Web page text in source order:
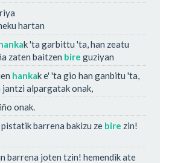
hartan
k 'ta garbittu 'ta, han zeatu
zaten baitzen bire guziyan
hankak e' 'ta gio han ganbitu 'ta,
alpargatak onak,
onak.
barrena bakizu ze bire zin!
barrena joten tzin! hemendik ate